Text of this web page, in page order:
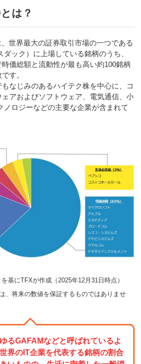
は？
、世界最大の証券取引市場の一つである
ック）に上場している銘柄のうち、
価総額と流動性が最も高い約100銘柄
す。
なじみのあるハイテク株を中心に、コ
アおよびソフトウェア、電気通信、小
ノロジーなどの主要な企業が含まれて
基にTFXが作成（2025年12月31日時点）
、将来の数値を保証するものではありませ
るGAFAMなどと呼ばれているよ
界のIT企業を代表する銘柄の割合